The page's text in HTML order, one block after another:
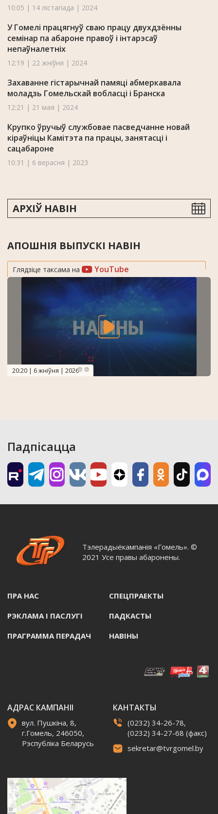
10:05 | 14 лістапада | 2024
У Гомелі працягнуў сваю працу двухдзённы
семінар па абароне правоў і інтарэсаў
непаўналетніх
12:19 | 22 жніўня | 2024
Захаванне гістарычнай памяці абмеркавала
моладзь Гомельскай вобласці і Бранска
12:21 | 21 мая | 2024
Крупко ўручыў службовае пасведчанне новай
кіраўніцы Камітэта па працы, занятасці і
сацабароне
10:31 | 6 верасня | 2023
АРХІЎ НАВІН
АПОШНІЯ ВЫПУСКІ НАВІН
Глядзіце таксама на YouTube
20:20 | 6 жніўня | 2026
Падпісацца
Тэлерадыёкампанія «Гомель». ©
2021 Усе правы абаронены.
ПРА НАС СПЕЦПРАЕКТЫ
РЭКЛАМА I ПАСЛУГI ПАДКАСТЫ
ПРАГРАММА ПЕРАДАЧ НАВIНЫ
АДРАС КАМПАНІІ
вул. Пушкіна, 8,
г.Гомель, 246050,
Рэспубліка Беларусь
КАНТАКТЫ
(0232) 34-26-78,
(0232) 34-27-68 (факс)
sekretar@tvrgomel.by